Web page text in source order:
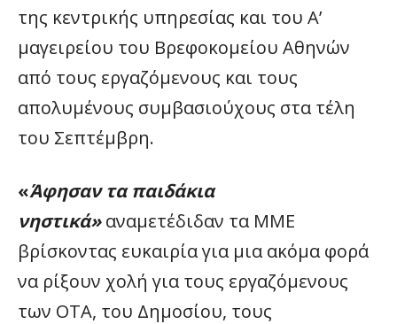
της κεντρικής υπηρεσίας και του Α’
μαγειρείου του Βρεφοκομείου Αθηνών
από τους εργαζόμενους και τους
απολυμένους συμβασιούχους στα τέλη
του Σεπτέμβρη.
«Άφησαν τα παιδάκια
νηστικά»αναμετέδιδαν τα ΜΜΕ
βρίσκοντας ευκαιρία για μια ακόμα φορά
να ρίξουν χολή για τους εργαζόμενους
των ΟΤΑ, του Δημοσίου, τους